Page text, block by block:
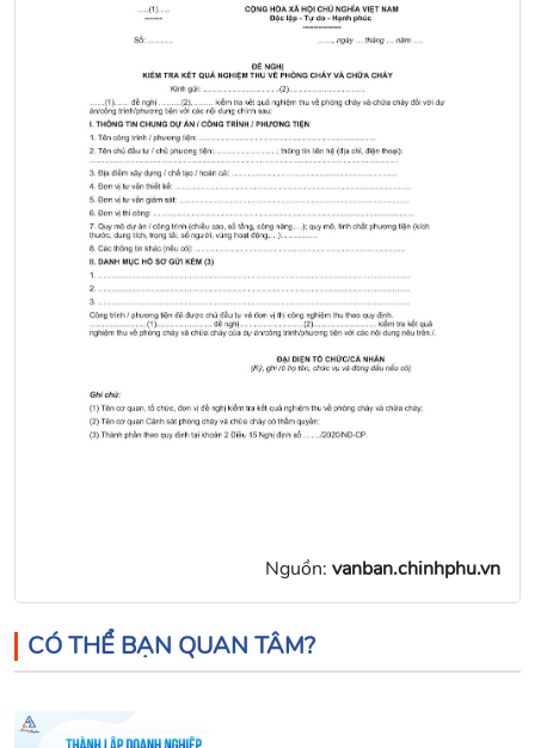
Nguồn: vanban.chinhphu.vn
CÓ THỂ BẠN QUAN TÂM?